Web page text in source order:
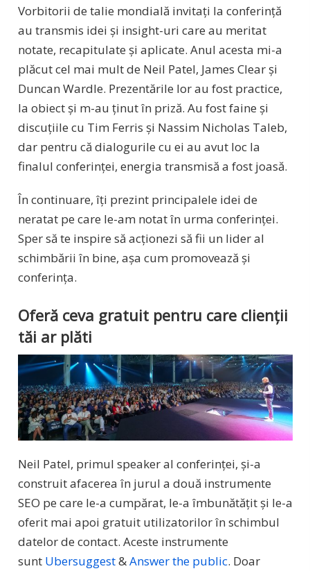
Vorbitorii de talie mondială invitați la conferință
au transmis idei și insight-uri care au meritat
notate, recapitulate și aplicate. Anul acesta mi-a
plăcut cel mai mult de Neil Patel, James Clear și
Duncan Wardle. Prezentările lor au fost practice,
la obiect și m-au ținut în priză. Au fost faine și
discuțiile cu Tim Ferris și Nassim Nicholas Taleb,
dar pentru că dialogurile cu ei au avut loc la
finalul conferinței, energia transmisă a fost joasă.
În continuare, îți prezint principalele idei de
neratat pe care le-am notat în urma conferinței.
Sper să te inspire să acționezi să fii un lider al
schimbării în bine, așa cum promovează și
conferința.
Oferă ceva gratuit pentru care clienții
tăi ar plăti
Neil Patel, primul speaker al conferinței, și-a
construit afacerea în jurul a două instrumente
SEO pe care le-a cumpărat, le-a îmbunătățit și le-a
oferit mai apoi gratuit utilizatorilor în schimbul
datelor de contact. Aceste instrumente
sunt Ubersuggest&Answer the public. Doar